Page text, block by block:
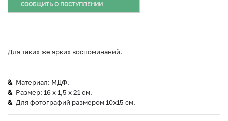
СООБЩИТЬ О ПОСТУПЛЕНИИ
Для таких же ярких воспоминаний.
Материал: МДФ.
Размер: 16 x 1,5 x 21 см.
Для фотографий размером 10х15 см.